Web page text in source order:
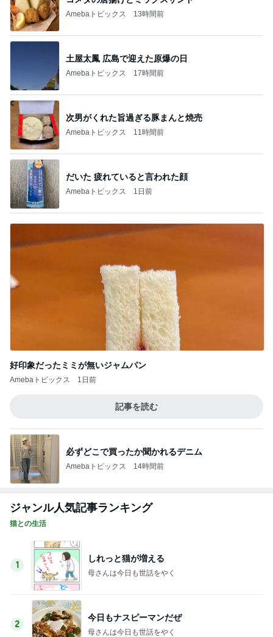
Amebaトピックス 13時間前
土屋太鳳 広島で迎えた原爆の日
Amebaトピックス 17時間前
次男がくれた旨過ぎる豚まんと焼売
Amebaトピックス 11時間前
だいた 疲れていると言われた顔
Amebaトピックス 1日前
好印象だったミミが無いジャムパン
Amebaトピックス 1日前
記事を読む
必ずどこで買ったか聞かれるデニム
Amebaトピックス 14時間前
ジャンル人気記事ランキング
猫との生活
1
しれっと猫が増える
母さんは今日も世話をやく
2
今日もナスピーマンだぜ
母さんは今日も世話をやく